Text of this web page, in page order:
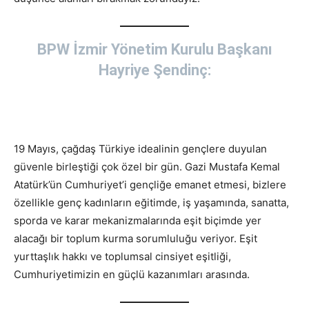
BPW İzmir Yönetim Kurulu Başkanı
Hayriye Şendinç:
19 Mayıs, çağdaş Türkiye idealinin gençlere duyulan
güvenle birleştiği çok özel bir gün. Gazi Mustafa Kemal
Atatürk’ün Cumhuriyet’i gençliğe emanet etmesi, bizlere
özellikle genç kadınların eğitimde, iş yaşamında, sanatta,
sporda ve karar mekanizmalarında eşit biçimde yer
alacağı bir toplum kurma sorumluluğu veriyor. Eşit
yurttaşlık hakkı ve toplumsal cinsiyet eşitliği,
Cumhuriyetimizin en güçlü kazanımları arasında.